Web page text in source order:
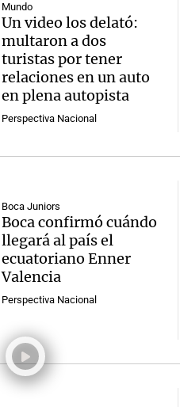
Mundo
Un video los delató:
multaron a dos
turistas por tener
relaciones en un auto
en plena autopista
Perspectiva Nacional
Boca Juniors
Boca confirmó cuándo
llegará al país el
ecuatoriano Enner
Valencia
Perspectiva Nacional